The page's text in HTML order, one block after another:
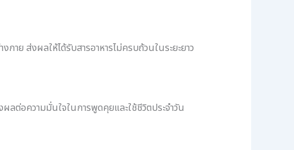
าย ส่งผลให้ได้รับสารอาหารไม่ครบถ้วนในระยะยาว
ลต่อความมั่นใจในการพูดคุยและใช้ชีวิตประจำวัน